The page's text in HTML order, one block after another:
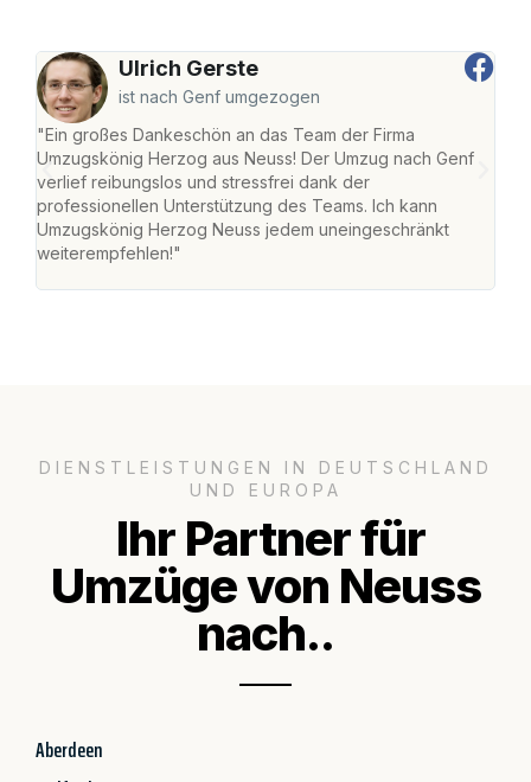
Ulrich Gerste
ist nach Genf umgezogen
"Ein großes Dankeschön an das Team der Firma
Umzugskönig Herzog aus Neuss! Der Umzug nach Genf
verlief reibungslos und stressfrei dank der
professionellen Unterstützung des Teams. Ich kann
Umzugskönig Herzog Neuss jedem uneingeschränkt
weiterempfehlen!"
DIENSTLEISTUNGEN IN DEUTSCHLAND
UND EUROPA
Ihr Partner für
Umzüge von Neuss
nach..
Aberdeen